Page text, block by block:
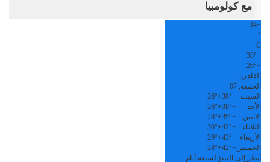
مع كولومبيا
+
34
°
C
+
38°
+
26°
القاهرة
الجمعة, 07
السبت +
38°
+
26°
الأحد
+
38°
+
26°
الاثنين
+
39°
+
28°
الثلاثاء
+
42°
+
30°
الأربعاء +
43°
+
29°
الخميس+
42°
+
28°
أنظر إلى التنبؤ لسبعة أيام